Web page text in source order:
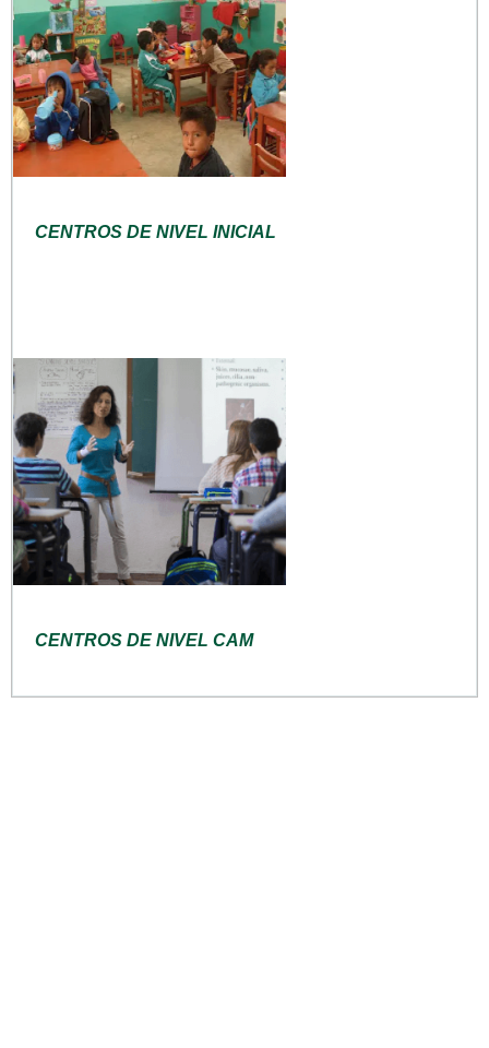
CENTROS DE NIVEL INICIAL
CENTROS DE NIVEL CAM